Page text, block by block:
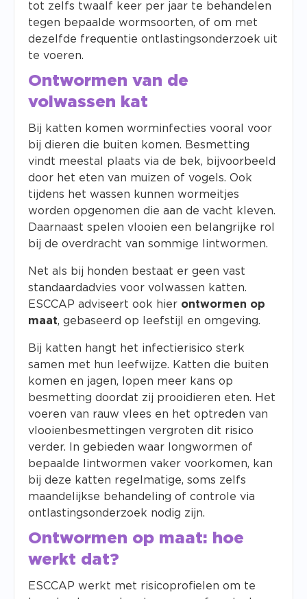
tot zelfs twaalf keer per jaar te behandelen
tegen bepaalde wormsoorten, of om met
dezelfde frequentie ontlastingsonderzoek uit
te voeren.
Ontwormen van de
volwassen kat
Bij katten komen worminfecties vooral voor
bij dieren die buiten komen. Besmetting
vindt meestal plaats via de bek, bijvoorbeeld
door het eten van muizen of vogels. Ook
tijdens het wassen kunnen wormeitjes
worden opgenomen die aan de vacht kleven.
Daarnaast spelen vlooien een belangrijke rol
bij de overdracht van sommige lintwormen.
Net als bij honden bestaat er geen vast
standaardadvies voor volwassen katten.
ESCCAP adviseert ook hier ontwormen op
maat, gebaseerd op leefstijl en omgeving.
Bij katten hangt het infectierisico sterk
samen met hun leefwijze. Katten die buiten
komen en jagen, lopen meer kans op
besmetting doordat zij prooidieren eten. Het
voeren van rauw vlees en het optreden van
vlooienbesmettingen vergroten dit risico
verder. In gebieden waar longwormen of
bepaalde lintwormen vaker voorkomen, kan
bij deze katten regelmatige, soms zelfs
maandelijkse behandeling of controle via
ontlastingsonderzoek nodig zijn.
Ontwormen op maat: hoe
werkt dat?
ESCCAP werkt met risicoprofielen om te